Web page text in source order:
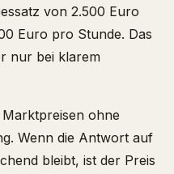
von 2.500 Euro
Euro pro Stunde. Das
nur bei klarem
ohne
Wenn die Antwort auf
bleibt, ist der Preis